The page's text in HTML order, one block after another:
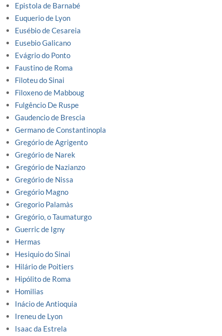
Epistola de Barnabé
Euquerio de Lyon
Eusébio de Cesareia
Eusebio Galicano
Evágrio do Ponto
Faustino de Roma
Filoteu do Sinai
Filoxeno de Mabboug
Fulgêncio De Ruspe
Gaudencio de Brescia
Germano de Constantinopla
Gregório de Agrigento
Gregório de Narek
Gregório de Nazianzo
Gregório de Nissa
Gregório Magno
Gregorio Palamàs
Gregório, o Taumaturgo
Guerric de Igny
Hermas
Hesiquio do Sinai
Hilário de Poitiers
Hipólito de Roma
Homilias
Inácio de Antioquia
Ireneu de Lyon
Isaac da Estrela